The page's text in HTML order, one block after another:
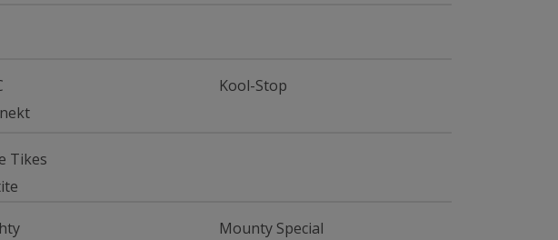
Kool-Stop
Tikes
Mounty Special